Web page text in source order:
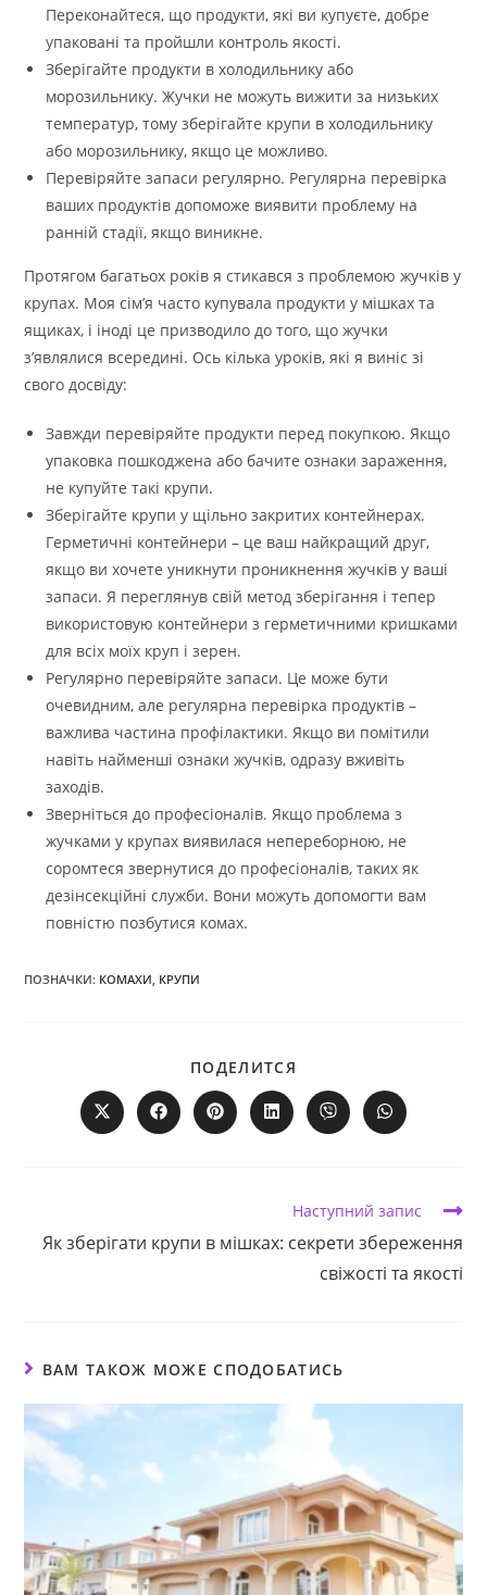
Переконайтеся, що продукти, які ви купуєте, добре
упаковані та пройшли контроль якості.
Зберігайте продукти в холодильнику або
морозильнику. Жучки не можуть вижити за низьких
температур, тому зберігайте крупи в холодильнику
або морозильнику, якщо це можливо.
Перевіряйте запаси регулярно. Регулярна перевірка
ваших продуктів допоможе виявити проблему на
ранній стадії, якщо виникне.
Протягом багатьох років я стикався з проблемою жучків у
крупах. Моя сім’я часто купувала продукти у мішках та
ящиках, і іноді це призводило до того, що жучки
з’являлися всередині. Ось кілька уроків, які я виніс зі
свого досвіду:
Завжди перевіряйте продукти перед покупкою. Якщо
упаковка пошкоджена або бачите ознаки зараження,
не купуйте такі крупи.
Зберігайте крупи у щільно закритих контейнерах.
Герметичні контейнери – це ваш найкращий друг,
якщо ви хочете уникнути проникнення жучків у ваші
запаси. Я переглянув свій метод зберігання і тепер
використовую контейнери з герметичними кришками
для всіх моїх круп і зерен.
Регулярно перевіряйте запаси. Це може бути
очевидним, але регулярна перевірка продуктів –
важлива частина профілактики. Якщо ви помітили
навіть найменші ознаки жучків, одразу вживіть
заходів.
Зверніться до професіоналів. Якщо проблема з
жучками у крупах виявилася непереборною, не
соромтеся звернутися до професіоналів, таких як
дезінсекційні служби. Вони можуть допомогти вам
повністю позбутися комах.
ПОЗНАЧКИ: КОМАХИ КРУПИ
ПОДЕЛИТСЯ
ЦИМ
ВМІСТОМ
Відкрити
в
Відкрити
в
Відкрити
в
Відкрити
в
Відкрити
в
Відкрити
в
статей
Наступний запис
Як зберігати крупи в мішках: секрети збереження
свіжості та якості
ВАМ ТАКОЖ МОЖЕ СПОДОБАТИСЬ